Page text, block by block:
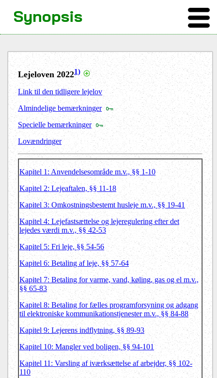
Lejeloven 20221)
Link til den tidligere lejelov
Almindelige bemærkninger
Specielle bemærkninger
Lovændringer
Kapitel 1: Anvendelsesområde m.v., §§ 1-10
Kapitel 2: Lejeaftalen, §§ 11-18
Kapitel 3: Omkostningsbestemt husleje m.v., §§ 19-41
Kapitel 4: Lejefastsættelse og lejeregulering efter det
lejedes værdi m.v., §§ 42-53
Kapitel 5: Fri leje, §§ 54-56
Kapitel 6: Betaling af leje, §§ 57-64
Kapitel 7: Betaling for varme, vand, køling, gas og el m.v.,
§§ 65-83
Kapitel 8: Betaling for fælles programforsyning og adgang
til elektroniske kommunikationstjenester m.v., §§ 84-88
Kapitel 9: Lejerens indflytning, §§ 89-93
Kapitel 10: Mangler ved boligen, §§ 94-101
Kapitel 11: Varsling af iværksættelse af arbejder, §§ 102-
110
Synopsis